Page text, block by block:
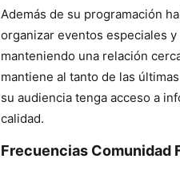
Además de su programación
organizar eventos especiales
manteniendo una relación
mantiene al tanto de las
su audiencia tenga acceso a
calidad.
Frecuencias Comunidad